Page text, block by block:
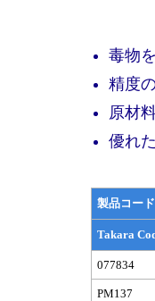
毒物
精度
原材
優れ
製品コード
Takara
077834
PM137